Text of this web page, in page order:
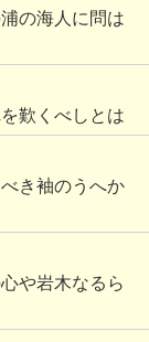
の海人に問は
歎くべしとは
き袖のうへか
や岩木なるら